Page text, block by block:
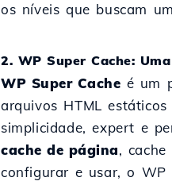
os níveis que buscam
2. WP Super Cache:
WP Super Cache é um
arquivos HTML
simplicidade, expert e
cache de página,
configurar e usar, o WP